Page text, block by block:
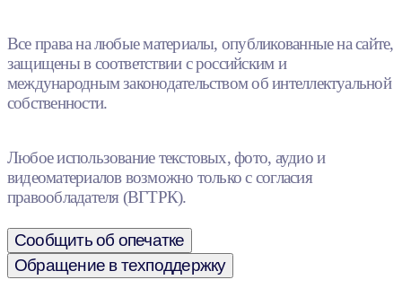
Все права на любые материалы, опубликованные на сайте,
защищены в соответствии с российским и
международным законодательством об интеллектуальной
собственности.
Любое использование текстовых, фото, аудио и
видеоматериалов возможно только с согласия
правообладателя (ВГТРК).
Сообщить об опечатке
Обращение в техподдержку